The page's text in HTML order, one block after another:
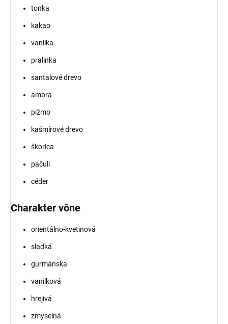
tonka
kakao
vanilka
pralinka
santalové drevo
ambra
pižmo
kašmírové drevo
škorica
pačuli
céder
Charakter vône
orientálno-kvetinová
sladká
gurmánska
vanilková
hrejivá
zmyselná